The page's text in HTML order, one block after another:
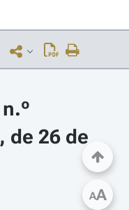
de 26 de
AA